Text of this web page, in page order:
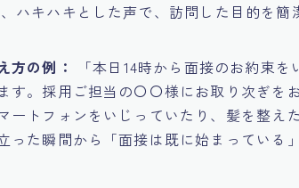
ハキハキとした声で、訪問した目的を簡
方の例：
「本日14時から面接のお約束
す。採用ご担当の〇〇様にお取り次ぎを
ートフォンをいじっていたり、髪を整え
った瞬間から「面接は既に始まっている